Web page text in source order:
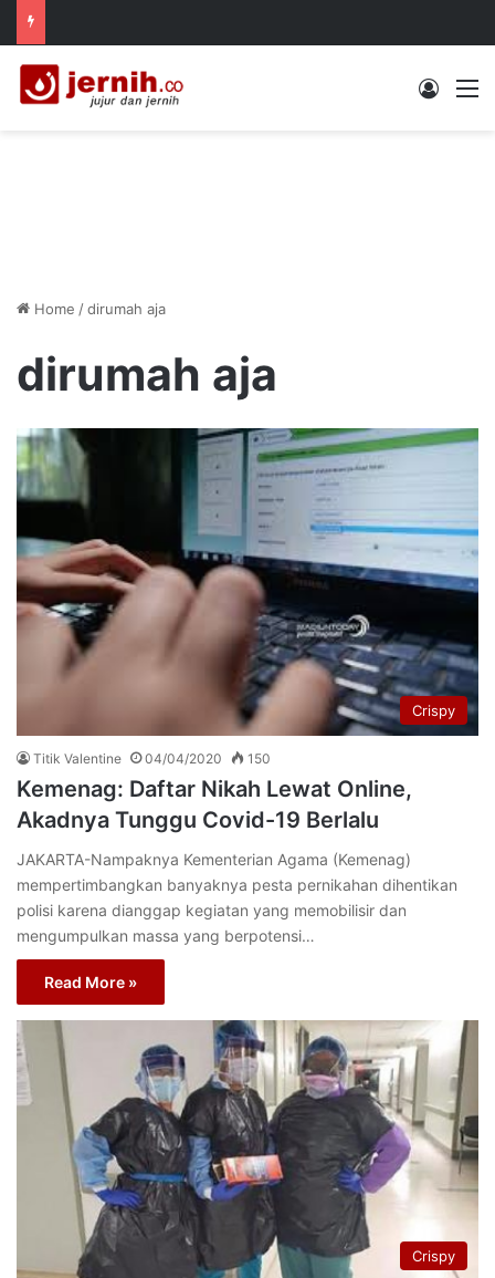
Log In
Home /dirumah aja
dirumah aja
Crispy
Titik Valentine 04/04/2020 150
Kemenag: Daftar Nikah Lewat Online,
Akadnya Tunggu Covid-19 Berlalu
JAKARTA-Nampaknya Kementerian Agama (Kemenag)
mempertimbangkan banyaknya pesta pernikahan dihentikan
polisi karena dianggap kegiatan yang memobilisir dan
mengumpulkan massa yang berpotensi…
Read More »
Crispy